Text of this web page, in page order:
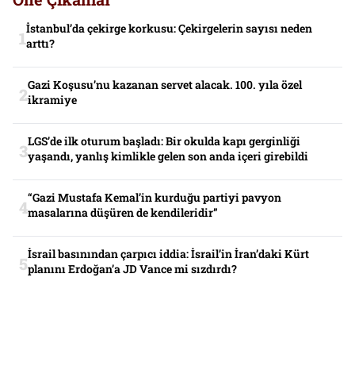
İstanbul’da çekirge korkusu: Çekirgelerin sayısı neden
arttı?
Gazi Koşusu’nu kazanan servet alacak. 100. yıla özel
ikramiye
LGS’de ilk oturum başladı: Bir okulda kapı gerginliği
yaşandı, yanlış kimlikle gelen son anda içeri girebildi
“Gazi Mustafa Kemal’in kurduğu partiyi pavyon
masalarına düşüren de kendileridir”
İsrail basınından çarpıcı iddia: İsrail’in İran’daki Kürt
planını Erdoğan’a JD Vance mi sızdırdı?